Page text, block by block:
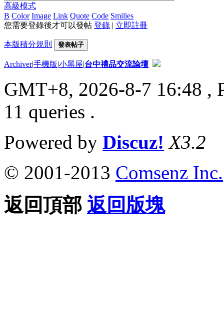
高級模式
B Color Image Link Quote Code Smilies
您需要登錄後才可以發帖 登錄 | 立即註冊
本版積分規則 發表帖子
Archiver|手機版|小黑屋|台中禮品交流論壇
GMT+8, 2026-8-7 16:48 ,
11 queries .
Powered by Discuz! X3.2
© 2001-2013 Comsenz Inc.
返回頂部 返回版塊